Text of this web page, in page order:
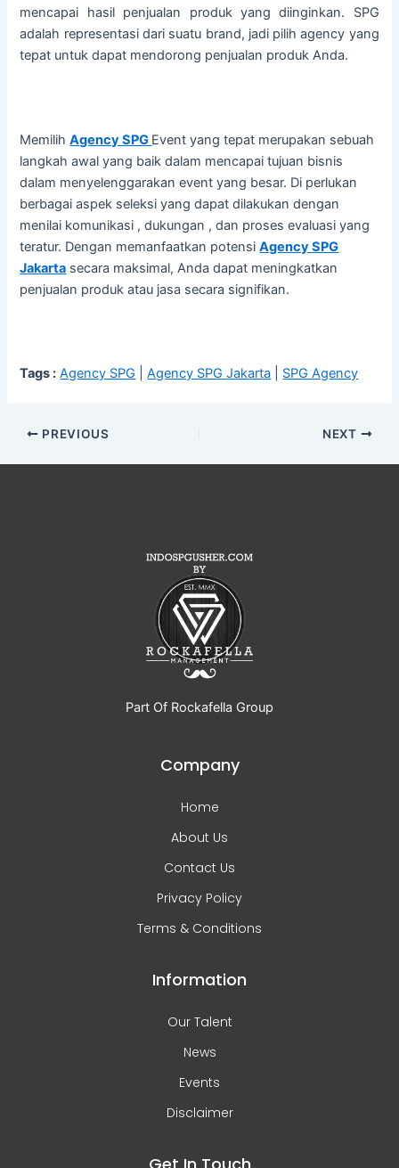
mencapai hasil penjualan produk yang diinginkan. SPG
adalah representasi dari suatu brand, jadi pilih agency yang
tepat untuk dapat mendorong penjualan produk Anda.
MemilihAgency SPG Event yang tepat merupakan sebuah
langkah awal yang baik dalam mencapai tujuan bisnis
dalam menyelenggarakan event yang besar. Di perlukan
berbagai aspek seleksi yang dapat dilakukan dengan
menilai komunikasi , dukungan , dan proses evaluasi yang
teratur. Dengan memanfaatkan potensiAgency SPG
Jakarta secara maksimal, Anda dapat meningkatkan
penjualan produk atau jasa secara signifikan.
Tags : Agency SPG |Agency SPG Jakarta SPG Agency
PREVIOUS NEXT
Part Of Rockafella Group
Company
Home
About Us
Contact Us
Privacy Policy
Terms & Conditions
Information
Our Talent
News
Events
Disclaimer